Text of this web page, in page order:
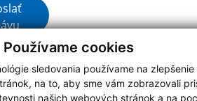
Používame cookies
sledovania používame na
na to, aby sme vám zobrazovali
našich webových stránok a na